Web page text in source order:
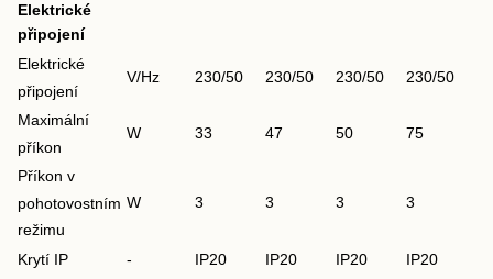
Elektrické
připojení
Elektrické
připojení
V/Hz 230/50 230/50 230/50 230/50
Maximální
příkon
W 33 47 50 75
Příkon v
pohotovostním
režimu
W 3 3 3 3
Krytí IP - IP20 IP20 IP20 IP20